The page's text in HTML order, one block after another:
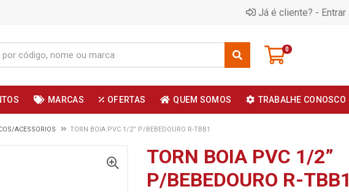
Já é cliente? - Entrar
0
MARCAS OFERTAS QUEM SOMOS TRABALHE CONOSCO
ACESSORIOS TORN BOIA PVC 1/2” P/BEBEDOURO R-TBB1
TORN BOIA PVC 1/2”
P/BEBEDOURO R-TBB1